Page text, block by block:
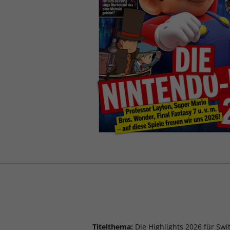
Titelthema: Die Highlights 2026 für